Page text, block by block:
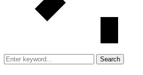
Search